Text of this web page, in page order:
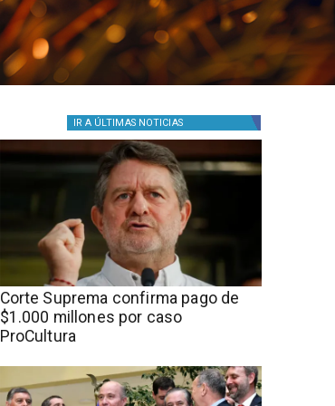
IR A ÚLTIMAS NOTICIAS
Corte Suprema confirma pago de
$1.000 millones por caso
ProCultura